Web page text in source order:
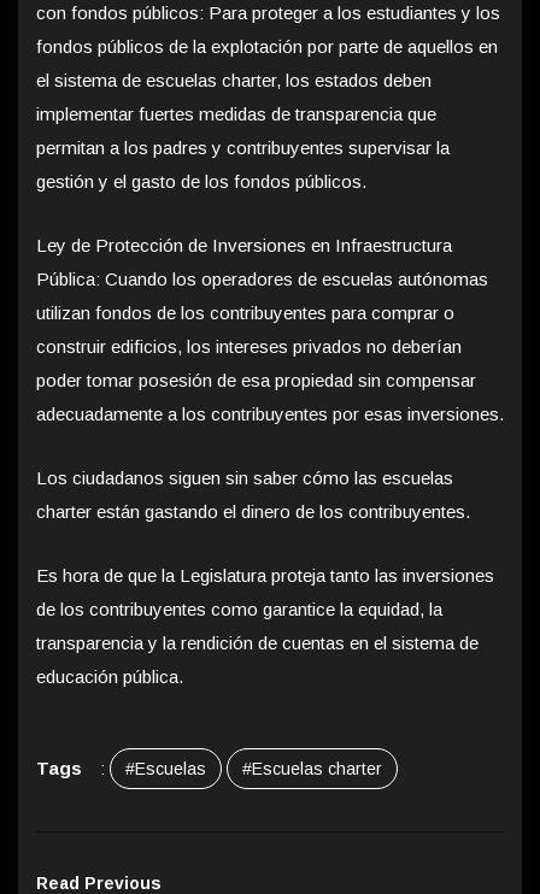
con fondos públicos: Para proteger a los estudiantes y los
fondos públicos de la explotación por parte de aquellos en
el sistema de escuelas charter, los estados deben
implementar fuertes medidas de transparencia que
permitan a los padres y contribuyentes supervisar la
gestión y el gasto de los fondos públicos.
Ley de Protección de Inversiones en Infraestructura
Pública: Cuando los operadores de escuelas autónomas
utilizan fondos de los contribuyentes para comprar o
construir edificios, los intereses privados no deberían
poder tomar posesión de esa propiedad sin compensar
adecuadamente a los contribuyentes por esas inversiones.
Los ciudadanos siguen sin saber cómo las escuelas
charter están gastando el dinero de los contribuyentes.
Es hora de que la Legislatura proteja tanto las inversiones
de los contribuyentes como garantice la equidad, la
transparencia y la rendición de cuentas en el sistema de
educación pública.
Tags : #Escuelas #Escuelas charter
Read Previous